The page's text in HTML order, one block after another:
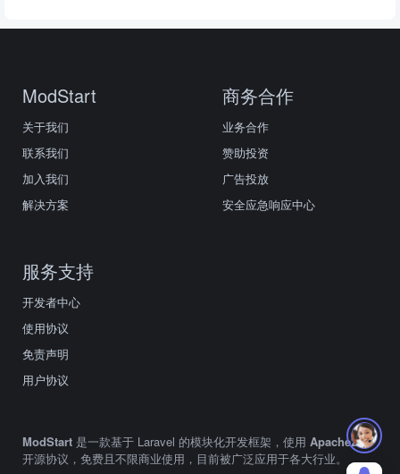
ModStart
关于我们
联系我们
加入我们
解决方案
商务合作
业务合作
赞助投资
广告投放
安全应急响应中心
服务支持
开发者中心
使用协议
免责声明
用户协议
ModStart 是一款基于 Laravel 的模块化开发框架，使用 Apache2.0
开源协议，免费且不限商业使用，目前被广泛应用于各大行业。